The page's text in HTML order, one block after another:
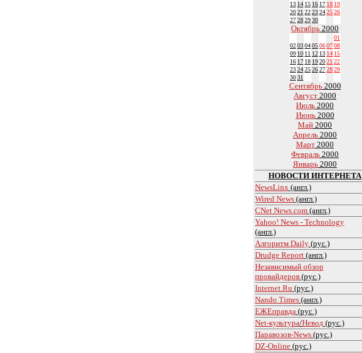
13 14 15 16 17 18 19
2021 2223242526
27282930
Октябрь 2000
01
02030405060708
09 10 11 12 13 14 15
16 17 18 192021 22
23242526272829
3031
Сентябрь2000
Август 2000
Июль 2000
Июнь2000
Май 2000
Апрель 2000
Март 2000
Февраль 2000
Январь 2000
НОВОСТИ ИНТЕРНЕТА
NewsLinx (англ.)
Wired News (англ.)
CNet News.com (англ.)
Yahoo! News - Technology
(англ.)
Алгоритм Daily (рус.)
Drudge Report (англ.)
Независимый обзор
провайдеров (рус.)
Internet.Ru (рус.)
Nando Times (англ.)
ЕЖЕправда (рус.)
Net-культура/Невод (рус.)
Паравозов-News (рус.)
DZ-Online (рус.)